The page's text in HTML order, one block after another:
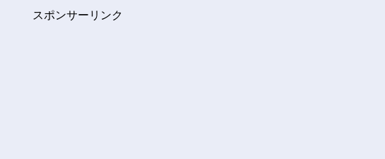
スポンサーリンク